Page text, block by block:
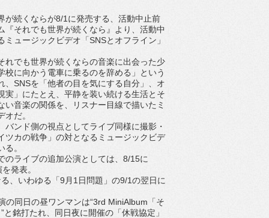
続くならが8/1に発売する、活動中止前
『それでも世界が続くなら』より、活動中
ミュージックビデオ「SNSとオフライン」
でも世界が続くならの音楽に出会った少
校に向かう電車に乗るのを辞める」という
、SNSを「他者の目を気にする自分」、オ
実」にたとえ、平静を装い続ける生活とそ
い音楽の関係を、リスナー目線で描いたミ
オだ。
ンド側の視点としてライブ同様に撮影・
ツカの戦争」の対となるミュージックビデ
。
ライブの追加公演としては、8/15に
発表。
、いわゆる「9月1日問題」の9/1の翌日に
同日の昼ワンマンは“3rd MiniAlbum「そ
銘打たれ、同日夜に開催の「休戦協定」